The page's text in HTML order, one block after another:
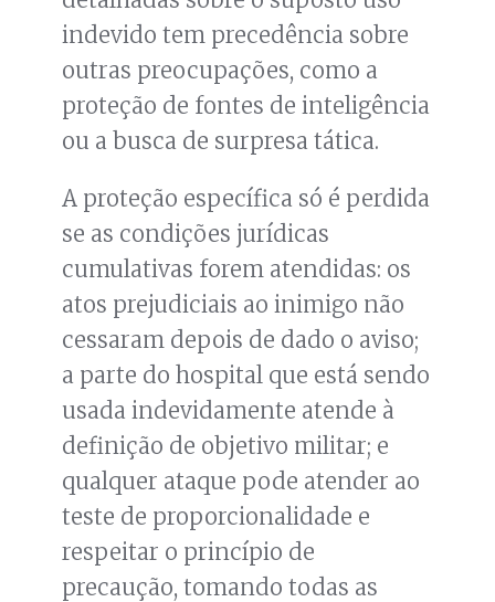
indevido tem precedência sobre
outras preocupações, como a
proteção de fontes de inteligência
ou a busca de surpresa tática.
A proteção específica só é perdida
se as condições jurídicas
cumulativas forem atendidas: os
atos prejudiciais ao inimigo não
cessaram depois de dado o aviso;
a parte do hospital que está sendo
usada indevidamente atende à
definição de objetivo militar; e
qualquer ataque pode atender ao
teste de proporcionalidade e
respeitar o princípio de
precaução, tomando todas as